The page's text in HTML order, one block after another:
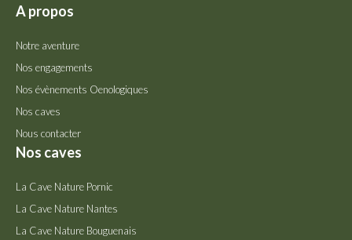
A propos
Notre aventure
Nos engagements
Nos évènements Oenologiques
Nos caves
Nous contacter
Nos caves
La Cave Nature Pornic
La Cave Nature Nantes
La Cave Nature Bouguenais